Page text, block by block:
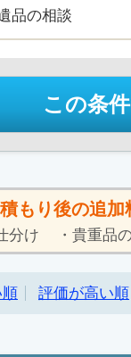
品の相談
この条
もり後の追
分け 貴重品
評価が高い順